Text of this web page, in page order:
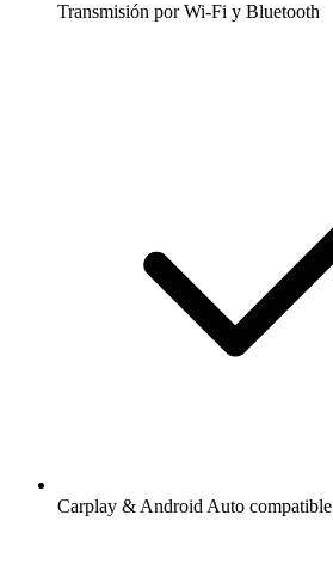
Transmisión por Wi-Fi y Bluetooth
Carplay & Android Auto compatible